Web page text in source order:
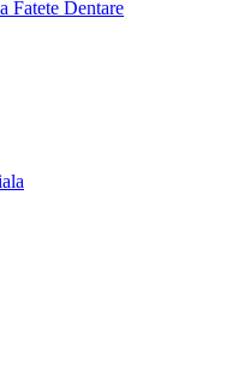
Fatete Dentare